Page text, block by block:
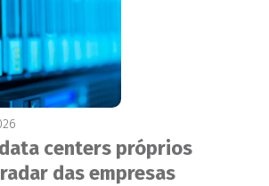
centers próprios
das empresas